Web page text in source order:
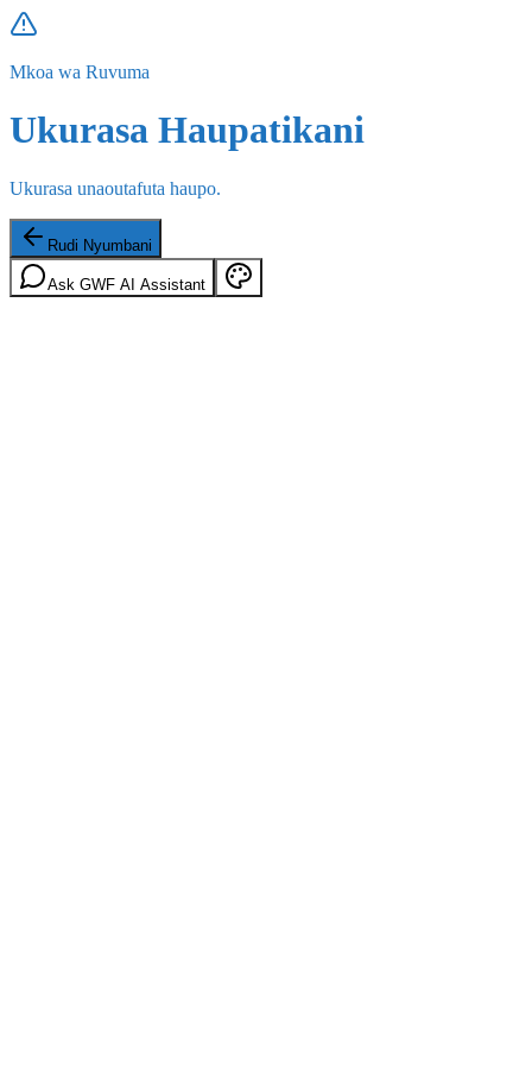
Mkoa wa Ruvuma
Ukurasa Haupatikani
Ukurasa unaoutafuta haupo.
Rudi Nyumbani
Ask GWF AI Assistant